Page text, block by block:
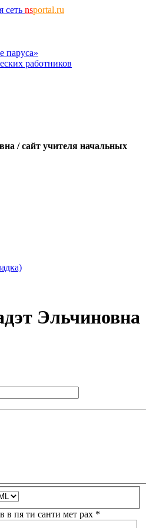
сеть nsportal.ru
паруса»
работников
/ сайт учителя начальных
Эльчиновна
в пя ти санти мет рах *